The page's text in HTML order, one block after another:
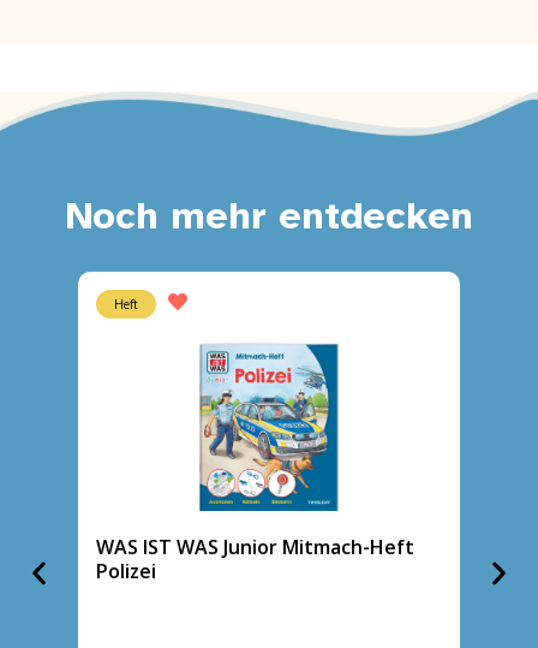
Noch mehr entdecken
Heft
WAS IST WAS Junior Mitmach-Heft
Polizei
Die